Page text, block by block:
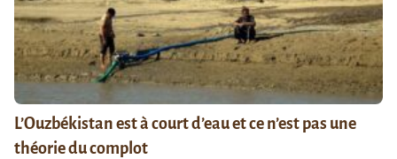
L’Ouzbékistan est à court d’eau et ce n’est pas une
théorie du complot